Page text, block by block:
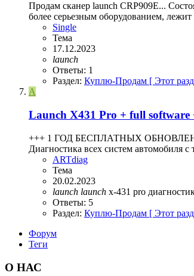
Продам сканер launch CRP909E...
более серьезным оборудованием,
Single
Тема
17.12.2023
launch
Ответы: 1
Раздел: Куплю-Продам [ Этот
A
Launch X431 Pro + full software
+++ 1 ГОД БЕСПЛАТНЫХ
Диагностика всех систем автомобиля
ARTdiag
Тема
20.02.2023
launch launch x-431 pro
Ответы: 5
Раздел: Куплю-Продам [ Этот
Форум
Теги
О НАС